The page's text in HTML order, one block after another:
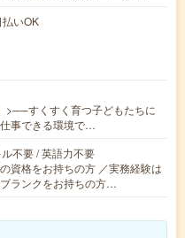
いOK
>──すくすく育つ子どもたちに
事できる環境で…
不要 / 英語力不要
資格をお持ちの方 ／実務経験は
ランクをお持ちの方…